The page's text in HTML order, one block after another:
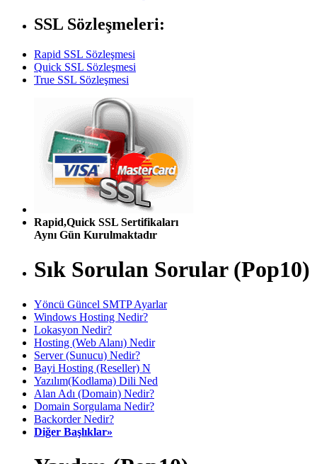
SSL Sözleşmeleri:
Rapid SSL Sözleşmesi
Quick SSL Sözleşmesi
True SSL Sözleşmesi
Rapid,Quick SSL Sertifikaları
Aynı Gün Kurulmaktadır
Sık Sorulan Sorular (Pop10)
Yöncü Güncel SMTP Ayarlar
Windows Hosting Nedir?
Lokasyon Nedir?
Hosting (Web Alanı) Nedir
Server (Sunucu) Nedir?
Bayi Hosting (Reseller) N
Yazılım(Kodlama) Dili Ned
Alan Adı (Domain) Nedir?
Domain Sorgulama Nedir?
Backorder Nedir?
Diğer Başlıklar»